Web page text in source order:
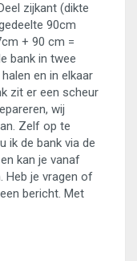
zijkant (dikte
90cm
+ 90 cm =
bank in twee
en in elkaar
zit er een scheur
wij
Zelf op te
ik de bank via de
kan je vanaf
Heb je vragen of
bericht. Met